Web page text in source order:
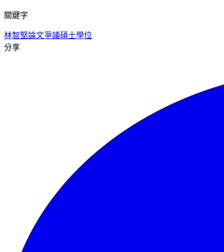
關鍵字
林智堅論文爭議碩士學位
分享